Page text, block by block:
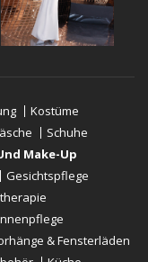
Kostüme
Schuhe
Make-Up
Gesichtspflege
& Fensterläden